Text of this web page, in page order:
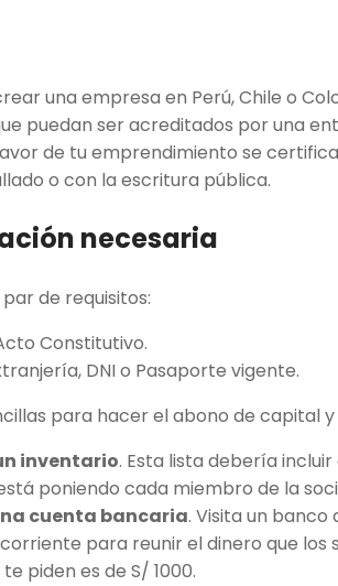
una empresa en Perú, Chile o
puedan ser acreditados por una
de tu emprendimiento se
o con la escritura pública.
necesaria
de requisitos:
Constitutivo.
DNI o Pasaporte vigente.
para hacer el abono de capital y
inventario. Esta lista debería
poniendo cada miembro de la
cuenta bancaria. Visita un
para reunir el dinero que los
piden es de S/ 1000.